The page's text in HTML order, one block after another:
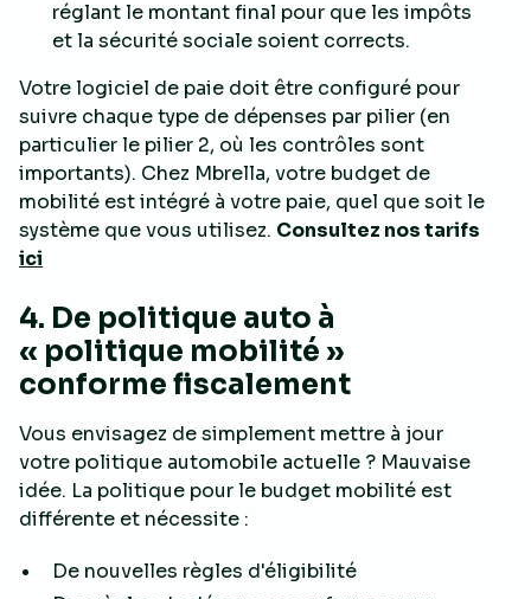
réglant le montant final pour que les impôts
et la sécurité sociale soient corrects.
Votre logiciel de paie doit être configuré pour
suivre chaque type de dépenses par pilier (en
particulier le pilier 2, où les contrôles sont
importants). Chez Mbrella, votre budget de
mobilité est intégré à votre paie, quel que soit le
système que vous utilisez. Consultez nos tarifs
ici
4. De politique auto à
« politique mobilité »
conforme fiscalement
Vous envisagez de simplement mettre à jour
votre politique automobile actuelle ? Mauvaise
idée. La politique pour le budget mobilité est
différente et nécessite :
De nouvelles règles d'éligibilité